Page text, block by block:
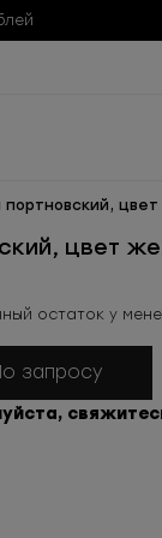
цвет
остаток у
запросу